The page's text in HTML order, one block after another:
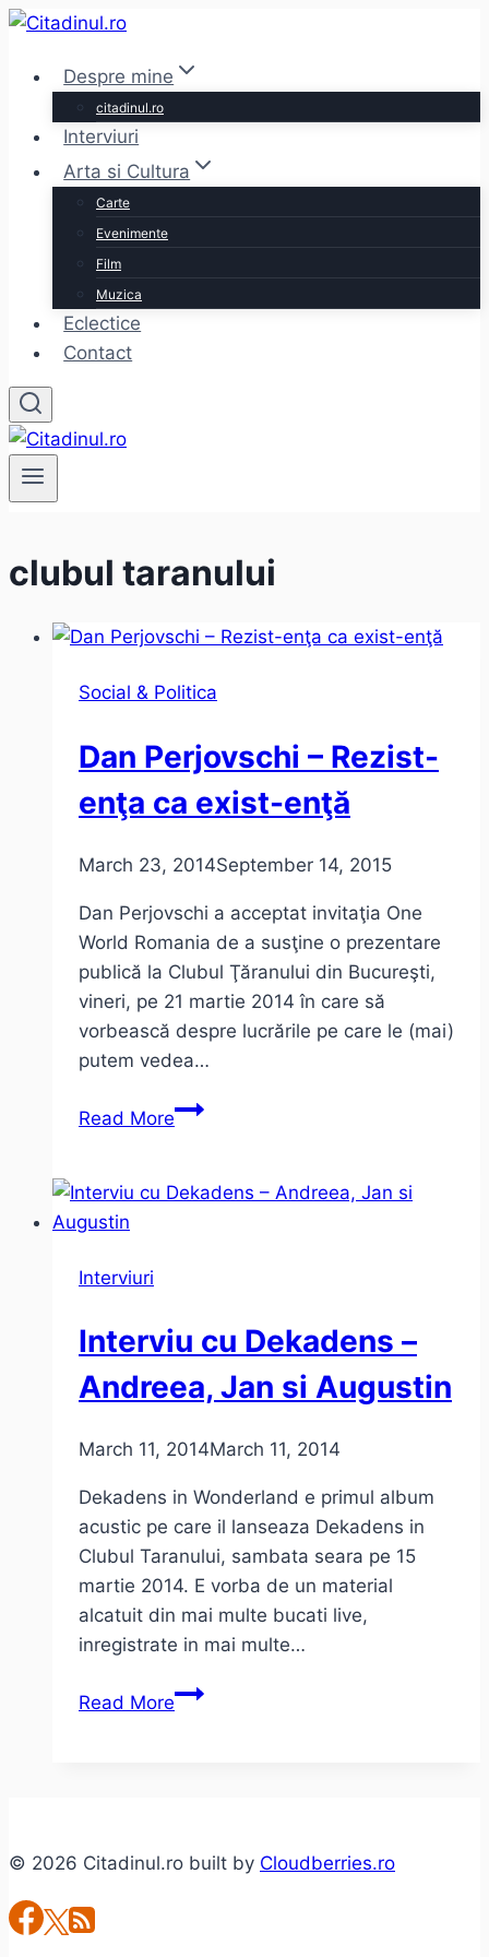
Skip
contentDespre mine
citadinul.ro
Interviuri
Arta si Cultura
Carte
Evenimente
Film
Muzica
Eclectice
Contact
clubul taranului
Social & Politica
Dan Perjovschi – Rezist-
enţa ca exist-enţă
March 23, 2014September 14, 2015
Dan Perjovschi a acceptat invitaţia One
World Romania de a susţine o prezentare
publică la Clubul Ţăranului din Bucureşti,
vineri, pe 21 martie 2014 în care să
vorbească despre lucrările pe care le (mai)
putem vedea…
Read MoreDan
Rezist-
Interviuri
Interviu cu Dekadens –
Andreea, Jan si Augustin
March 11, 2014March 11, 2014
Dekadens in Wonderland e primul album
acustic pe care il lanseaza Dekadens in
Clubul Taranului, sambata seara pe 15
martie 2014. E vorba de un material
alcatuit din mai multe bucati live,
inregistrate in mai multe…
Read MoreInterviu
si
© 2026 Citadinul.ro built by Cloudberries.ro